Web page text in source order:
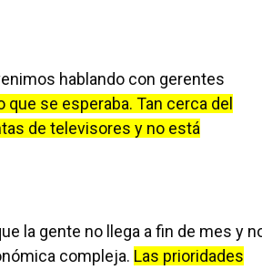
hablando con gerentes
se esperaba. Tan cerca del
de televisores y no está
la gente no llega a fin de mes y
compleja. Las prioridades